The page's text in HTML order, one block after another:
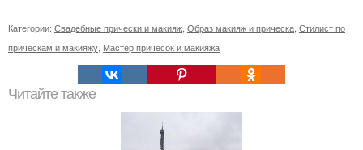
Категории: Свадебные прически и макияж, Образ макияж и прическа, Стилист по
прическам и макияжу, Мастер причесок и макияжа
Читайте также